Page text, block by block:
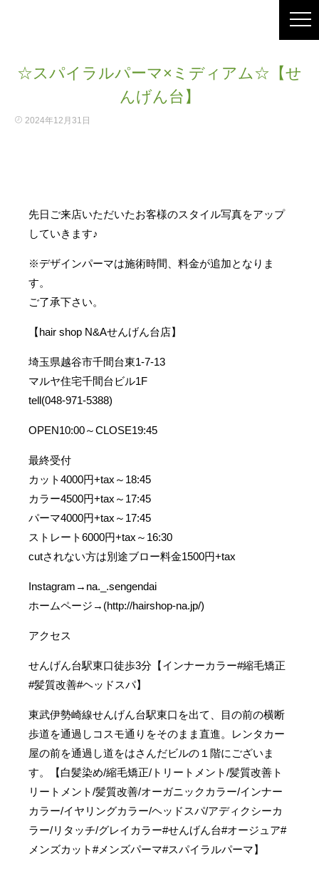
☆スパイラルパーマ×ミディアム☆【せ
んげん台】
2024年12月31日
先日ご来店いただいたお客様のスタイル写真をアップ
していきます♪
※デザインパーマは施術時間、料金が追加となりま
す。
ご了承下さい。
【hair shop N&Aせんげん台店】
埼玉県越谷市千間台東1-7-13
マルヤ住宅千間台ビル1F
tell(048-971-5388)
OPEN10:00～CLOSE19:45
最終受付
カット4000円+tax～18:45
カラー4500円+tax～17:45
パーマ4000円+tax～17:45
ストレート6000円+tax～16:30
cutされない方は別途ブロー料金1500円+tax
Instagram→na._.sengendai
ホームページ→(http://hairshop-na.jp/)
アクセス
せんげん台駅東口徒歩3分【インナーカラー#縮毛矯正
#髪質改善#ヘッドスパ】
東武伊勢崎線せんげん台駅東口を出て、目の前の横断
歩道を通過しコスモ通りをそのまま直進。レンタカー
屋の前を通過し道をはさんだビルの１階にございま
す。【白髪染め/縮毛矯正/トリートメント/髪質改善ト
リートメント/髪質改善/オーガニックカラー/インナー
カラー/イヤリングカラー/ヘッドスパ/アディクシーカ
ラー/リタッチ/グレイカラー#せんげん台#オージュア#
メンズカット#メンズパーマ#スパイラルパーマ】